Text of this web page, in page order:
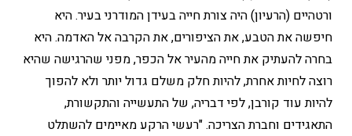
ורטהיים (הרעיון) היה צורת חייה בעידן המודרני בעיר. היא
חיפשה את הטבע, את הציפורים, את הקרבה אל האדמה. היא
בחרה להעתיק את חייה מהעיר אל הכפר, מפני שהרגישה שהיא
רוצה לחיות אחרת, להיות חלק משלם גדול יותר ולא להפוך
להיות עוד קורבן, לפי דבריה, של התעשייה והתקשורת,
התאגידים וחברת הצריכה. "רעשי הרקע מאיימים להשתלט